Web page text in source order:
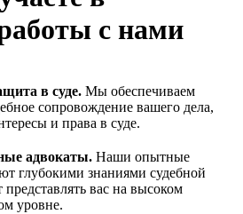
с нами
в суде. Мы обеспечиваем
сопровождение вашего дела,
и права в суде.
адвокаты. Наши опытные
глубокими знаниями судебной
представлять вас на высоком
уровне.